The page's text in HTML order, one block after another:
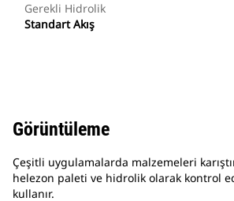
Gerekli Hidrolik
Standart Akış
Görüntüleme
Çeşitli uygulamalarda malzemeleri
helezon paleti ve hidrolik olarak kontrol
kullanır.